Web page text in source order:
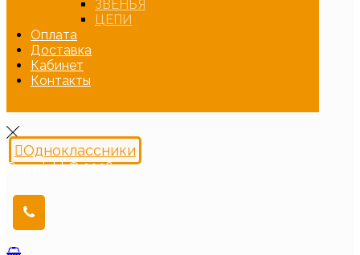
ЗВЕНЬЯ
ЦЕПИ
Оплата
Доставка
Кабинет
Контакты
Одноклассники
Copyright © 2026